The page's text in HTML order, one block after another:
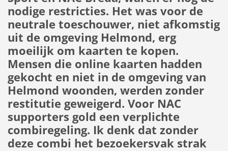
nodige restricties. Het was voor de
neutrale toeschouwer, niet afkomstig
uit de omgeving Helmond, erg
moeilijk om kaarten te kopen.
Mensen die online kaarten hadden
gekocht en niet in de omgeving van
Helmond woonden, werden zonder
restitutie geweigerd. Voor NAC
supporters gold een verplichte
combiregeling. Ik denk dat zonder
deze combi het bezoekersvak strak